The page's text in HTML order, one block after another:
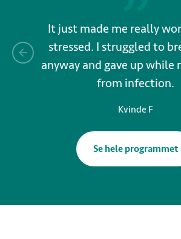
It just made me really
stressed. I struggled to
anyway and gave up while
from infection.
Kvinde F
Se hele programmet